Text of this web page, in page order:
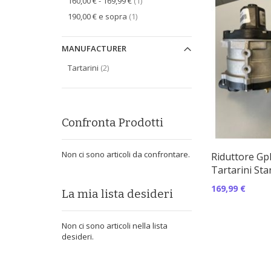
Riduttore
Tartarini
169,99 €
190,00 € e sopra 1oggetto
MANUFACTURER
Tartarini 2oggetti
Confronta Prodotti
Non ci sono articoli da confrontare.
La mia lista desideri
Non ci sono articoli nella lista
desideri.